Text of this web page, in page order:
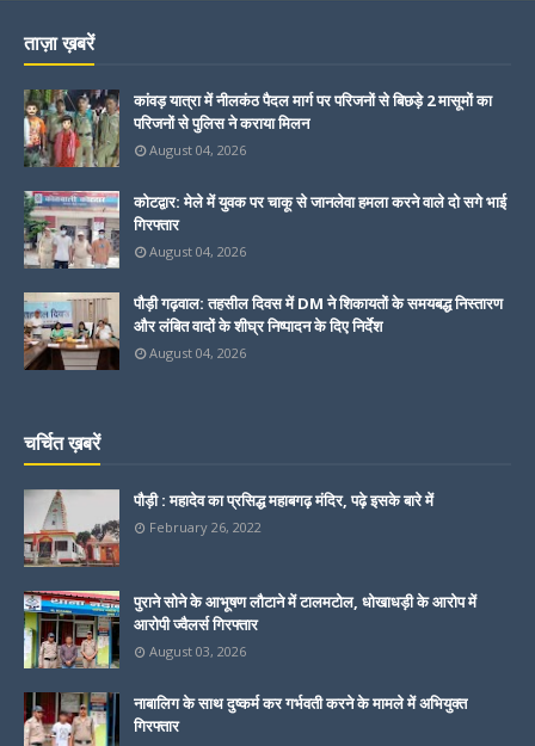
ताज़ा ख़बरें
कांवड़ यात्रा में नीलकंठ पैदल मार्ग पर परिजनों से बिछड़े 2 मासूमों का
परिजनों से पुलिस ने कराया मिलन
August 04, 2026
कोटद्वार: मेले में युवक पर चाकू से जानलेवा हमला करने वाले दो सगे भाई
गिरफ्तार
August 04, 2026
पौड़ी गढ़वाल: तहसील दिवस में DM ने शिकायतों के समयबद्ध निस्तारण
और लंबित वादों के शीघ्र निष्पादन के दिए निर्देश
August 04, 2026
चर्चित ख़बरें
पौड़ी : महादेव का प्रसिद्ध महाबगढ़ मंदिर, पढ़े इसके बारे में
February 26, 2022
पुराने सोने के आभूषण लौटाने में टालमटोल, धोखाधड़ी के आरोप में
आरोपी ज्वैलर्स गिरफ्तार
August 03, 2026
नाबालिग के साथ दुष्कर्म कर गर्भवती करने के मामले में अभियुक्त
गिरफ्तार